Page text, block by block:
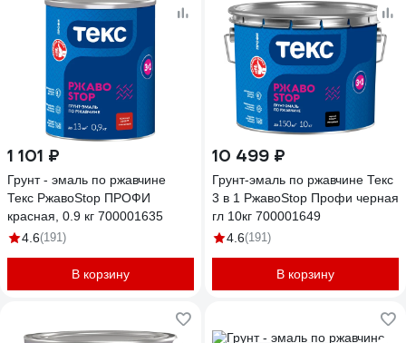
1 101 ₽
Грунт - эмаль по ржавчине
Текс РжавоStop ПРОФИ
красная, 0.9 кг 700001635
4.6(191)
В корзину
10 499 ₽
Грунт-эмаль по ржавчине Текс
3 в 1 РжавоStop Профи черная
гл 10кг 700001649
4.6(191)
В корзину